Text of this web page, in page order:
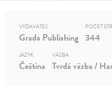
VYDAVATEĽ
Grada Publishing
POČET
344
JAZYK
Čeština
VÄZBA
Tvrdá väzba /